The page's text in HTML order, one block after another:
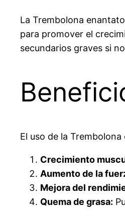
La Trembolona
para promover el
secundarios graves si
El uso de la
Crecimiento
Aumento de la
Mejora del
Quema de grasa: